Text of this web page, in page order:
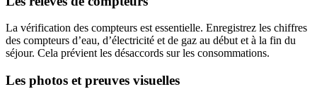
La vérification des compteurs est essentielle. Enregistrez les chiffres
des compteurs d’eau, d’électricité et de gaz au début et à la fin du
séjour. Cela prévient les désaccords sur les consommations.
Les photos et preuves visuelles